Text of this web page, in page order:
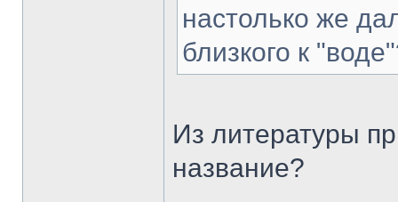
настолько же
близкого к
Из литературы
название?